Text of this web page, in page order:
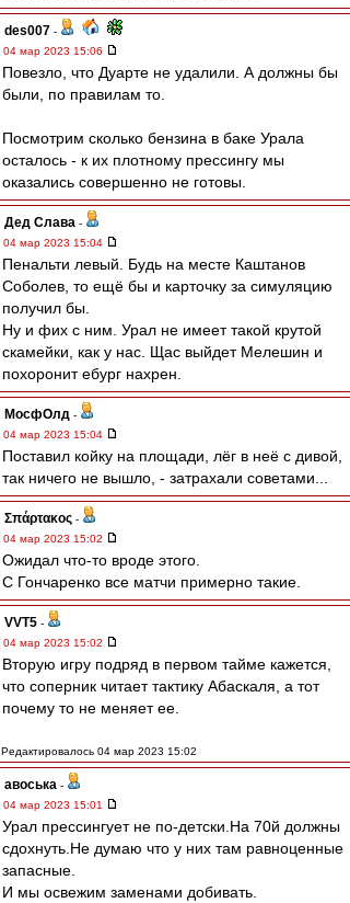
des007 -
04 мар 2023 15:06
Повезло, что Дуарте не удалили. А должны бы
были, по правилам то.
Посмотрим сколько бензина в баке Урала
осталось - к их плотному прессингу мы
оказались совершенно не готовы.
Дед Слава -
04 мар 2023 15:04
Пенальти левый. Будь на месте Каштанов
Соболев, то ещё бы и карточку за симуляцию
получил бы.
Ну и фих с ним. Урал не имеет такой крутой
скамейки, как у нас. Щас выйдет Мелешин и
похоронит ебург нахрен.
МосфОлд -
04 мар 2023 15:04
Поставил койку на площади, лёг в неё с дивой,
так ничего не вышло, - затрахали советами...
Σπάρτακος -
04 мар 2023 15:02
Ожидал что-то вроде этого.
С Гончаренко все матчи примерно такие.
VVT5 -
04 мар 2023 15:02
Вторую игру подряд в первом тайме кажется,
что соперник читает тактику Абаскаля, а тот
почему то не меняет ее.
Редактировалось 04 мар 2023 15:02
авоська -
04 мар 2023 15:01
Урал прессингует не по-детски.На 70й должны
сдохнуть.Не думаю что у них там равноценные
запасные.
И мы освежим заменами добивать.